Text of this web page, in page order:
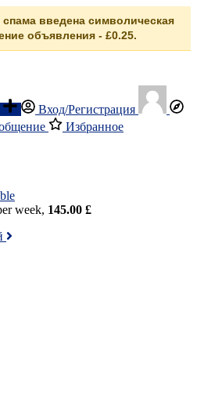
введена символическая
объявления - £0.25.
Вход/Регистрация
Избранное
week, 145.00 £